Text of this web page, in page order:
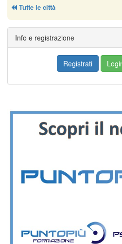
Tutte le città
Info e registrazione
Registrati